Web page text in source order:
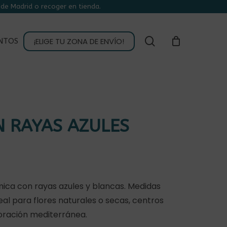
Madrid o recoger en tienda.
¡ELIGE TU ZONA DE ENVÍO! buscar
RAYAS AZULES
con rayas azules y blancas. Medidas
para flores naturales o secas, centros
mediterránea.